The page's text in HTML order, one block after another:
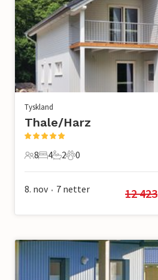
Tyskland
Thale/Harz
8 Gjester
8
4 Soverom
4
2 Bad
2
0 Kjæledyr
0
8. nov • 7 netter 12 423